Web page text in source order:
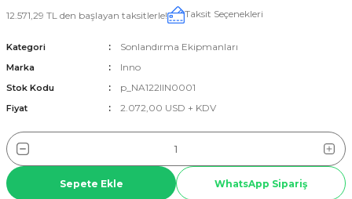
12.571,29 TL den başlayan taksitlerle! Taksit Seçenekleri
Kategori Sonlandırma Ekipmanları
Marka Inno
Stok Kodu p_NA122IIN0001
Fiyat 2.072,00 USD + KDV
Sepete Ekle WhatsApp Sipariş